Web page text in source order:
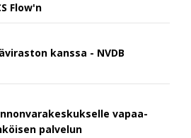
Flow'n
kanssa - NVDB
vapaa-
palvelun